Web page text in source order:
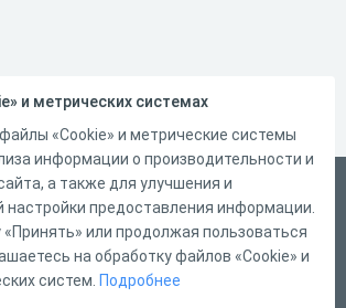
связи
и метрических системах
«Cookie» и метрические системы
информации о производительности и
а также для улучшения и
настройки предоставления информации.
или продолжая пользоваться
на обработку файлов «Cookie» и
систем. Подробнее